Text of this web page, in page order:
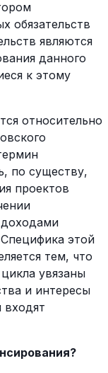
обязательств
являются
данного
к этому
относительно
по существу,
проектов
этой
тем, что
увязаны
и интересы
входят